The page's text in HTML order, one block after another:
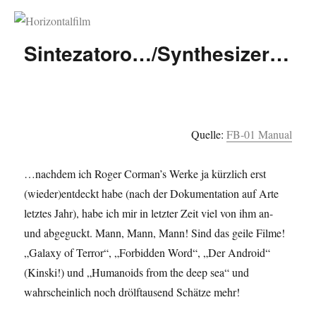
Horizontalfilm
Sintezatoro…/Synthesizer…
Quelle: FB-01 Manual
…nachdem ich Roger Corman’s Werke ja kürzlich erst
(wieder)entdeckt habe (nach der Dokumentation auf Arte
letztes Jahr), habe ich mir in letzter Zeit viel von ihm an-
und abgeguckt. Mann, Mann, Mann! Sind das geile Filme!
„Galaxy of Terror“, „Forbidden Word“, „Der Android“
(Kinski!) und „Humanoids from the deep sea“ und
wahrscheinlich noch drölftausend Schätze mehr!